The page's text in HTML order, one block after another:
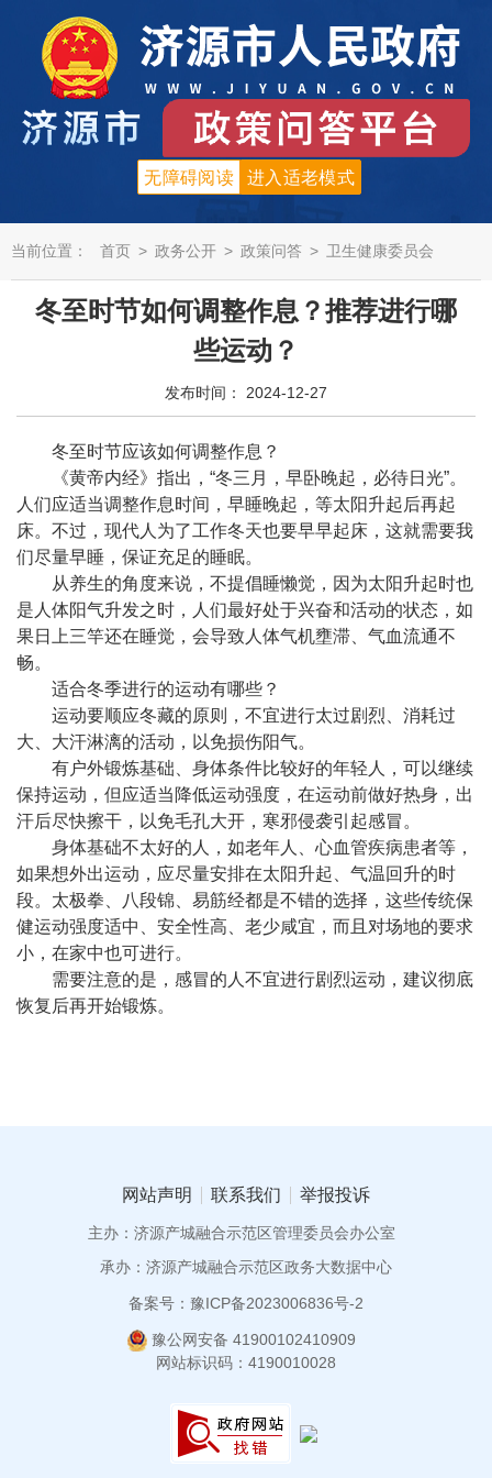
进入适老模式
无障碍阅读
当前位置： 首页 > 政务公开 > 政策问答 > 卫生健康委员会
冬至时节如何调整作息？推荐进行哪
些运动？
发布时间： 2024-12-27
冬至时节应该如何调整作息？
《黄帝内经》指出，“冬三月，早卧晚起，必待日光”。
人们应适当调整作息时间，早睡晚起，等太阳升起后再起
床。不过，现代人为了工作冬天也要早早起床，这就需要我
们尽量早睡，保证充足的睡眠。
从养生的角度来说，不提倡睡懒觉，因为太阳升起时也
是人体阳气升发之时，人们最好处于兴奋和活动的状态，如
果日上三竿还在睡觉，会导致人体气机壅滞、气血流通不
畅。
适合冬季进行的运动有哪些？
运动要顺应冬藏的原则，不宜进行太过剧烈、消耗过
大、大汗淋漓的活动，以免损伤阳气。
有户外锻炼基础、身体条件比较好的年轻人，可以继续
保持运动，但应适当降低运动强度，在运动前做好热身，出
汗后尽快擦干，以免毛孔大开，寒邪侵袭引起感冒。
身体基础不太好的人，如老年人、心血管疾病患者等，
如果想外出运动，应尽量安排在太阳升起、气温回升的时
段。太极拳、八段锦、易筋经都是不错的选择，这些传统保
健运动强度适中、安全性高、老少咸宜，而且对场地的要求
小，在家中也可进行。
需要注意的是，感冒的人不宜进行剧烈运动，建议彻底
恢复后再开始锻炼。
网站声明 联系我们 举报投诉
主办：济源产城融合示范区管理委员会办公室
承办：济源产城融合示范区政务大数据中心
备案号：豫ICP备2023006836号-2
豫公网安备 41900102410909
网站标识码：4190010028